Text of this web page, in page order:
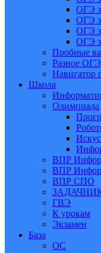
ОГЭ
ОГЭ
ОГЭ
ОГЭ
Пробные
Разное ОГЭ
Навигатор
Школа
Олимпиада
ВПР
ВПР
ВПР СПО
ГВЭ
К урокам
Экзамен
База
ОС